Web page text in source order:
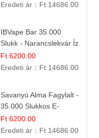
Eredeti ár： Ft 14686.00
IBVape Bar 35.000
Slukk - Narancslekvár Íz
| Prémium E-cigaretta
Ft 6200.00
Eredeti ár： Ft 14686.00
Savanyú Alma Fagylalt -
35.000 Slukkos E-
cigaretta | IBVape Bar
Ft 6200.00
Eredeti ár： Ft 14686.00